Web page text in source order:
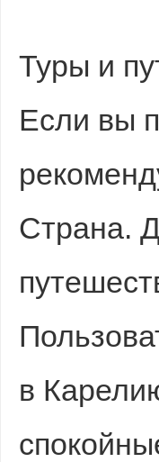
Туры и
Если вы
Страна.
в